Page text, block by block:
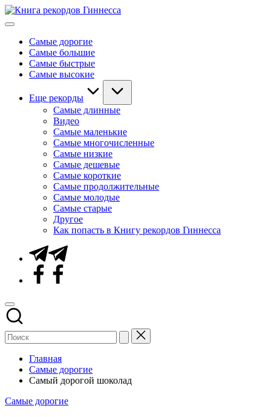
Перейти
к
Мировые
ГиннессаСамые дорогие
Самые большие
Самые быстрые
Самые высокие
Еще рекорды
Самые длинные
Видео
Самые маленькие
Самые многочисленные
Самые низкие
Самые дешевые
Самые короткие
Самые продолжительные
Самые молодые
Самые старые
Другое
Как попасть в Книгу рекордов Гиннесса
Telegram
Facebook
Главная
Самые дорогие
Самый дорогой шоколад
Опубликовано
Самые дорогие